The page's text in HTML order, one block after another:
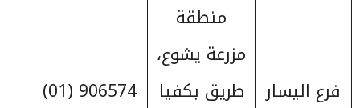
فرع اليسار
منطقة
مزرعة يشوع،
طريق بكفيا
906574 (01)